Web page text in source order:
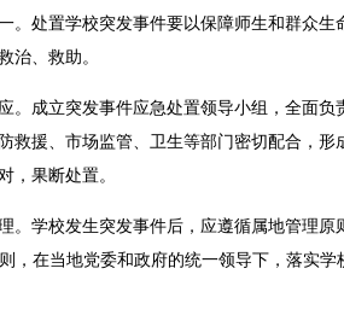
。处置学校突发事件要以保障师生和群众
治、救助。
。成立突发事件应急处置领导小组，全面
救援、市场监管、卫生等部门密切配合，形
，果断处置。
。学校发生突发事件后，应遵循属地管理原
，在当地党委和政府的统一领导下，落实